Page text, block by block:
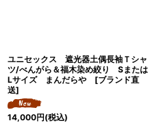
ユニセックス 遮光器土偶長袖Ｔシャ
ツ/べんがら＆福木染め絞り Sまたは
Lサイズ まんだらや [ブランド直
送]
14,000円(税込)